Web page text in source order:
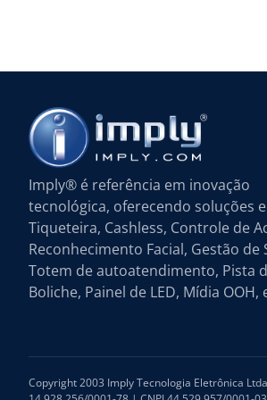
Imply® é referência em inovação
tecnológica, oferecendo soluções
Tiqueteira, Cashless, Controle de
Reconhecimento Facial, Gestão de
Totem de autoatendimento, Pista
Boliche, Painel de LED, Mídia OOH,
Copyright 2003 Imply Tecnologia Eletrônica